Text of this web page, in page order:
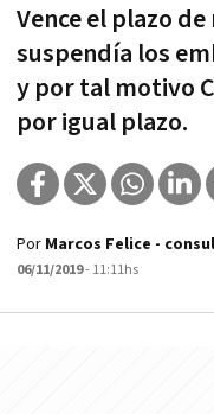
Vence el plazo
suspendía los
y por tal motivo
por igual plazo.
Por Marcos Felice -
06/11/2019- 11:11hs